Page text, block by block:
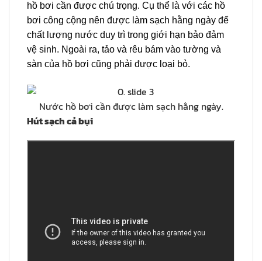
hồ bơi cần được chú trọng. Cụ thể là với các hồ
bơi công cộng nên được làm sạch hằng ngày để
chất lượng nước duy trì trong giới hạn bảo đảm
vệ sinh. Ngoài ra, tảo và rêu bám vào tường và
sàn của hồ bơi cũng phải được loại bỏ.
Nước hồ bơi cần được làm sạch hằng ngày.
Hút sạch cả bụi